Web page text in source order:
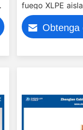
fuego XLPE
Obtenga